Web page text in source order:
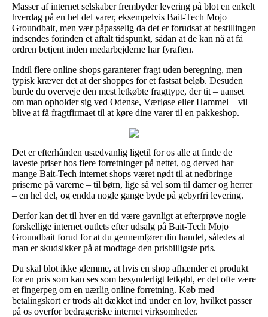
Masser af internet selskaber frembyder levering på blot en enkelt
hverdag på en hel del varer, eksempelvis Bait-Tech Mojo
Groundbait, men vær påpasselig da det er forudsat at bestillingen
indsendes forinden et aftalt tidspunkt, sådan at de kan nå at få
ordren betjent inden medarbejderne har fyraften.
Indtil flere online shops garanterer fragt uden beregning, men
typisk kræver det at der shoppes for et fastsat beløb. Desuden
burde du overveje den mest letkøbte fragttype, der tit – uanset
om man opholder sig ved Odense, Værløse eller Hammel – vil
blive at få fragtfirmaet til at køre dine varer til en pakkeshop.
Det er efterhånden usædvanlig ligetil for os alle at finde de
laveste priser hos flere forretninger på nettet, og derved har
mange Bait-Tech internet shops været nødt til at nedbringe
priserne på varerne – til børn, lige så vel som til damer og herrer
– en hel del, og endda nogle gange byde på gebyrfri levering.
Derfor kan det til hver en tid være gavnligt at efterprøve nogle
forskellige internet outlets efter udsalg på Bait-Tech Mojo
Groundbait forud for at du gennemfører din handel, således at
man er skudsikker på at modtage den prisbilligste pris.
Du skal blot ikke glemme, at hvis en shop afhænder et produkt
for en pris som kan ses som besynderligt letkøbt, er det ofte være
et fingerpeg om en uærlig online forretning. Køb med
betalingskort er trods alt dækket ind under en lov, hvilket passer
på os overfor bedrageriske internet virksomheder.